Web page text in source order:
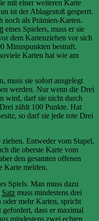
mit einer weiteren Karte
ist der Ablagestoß gesperrt.
noch als Prämien-Karten.
eines Spielers, muss er sie
dem Kartenziehen vor sich
Minuspunkten bestraft.
Karten hat wie am
muss sie sofort ausgelegt
werden. Nur wenn die Drei
wird, darf sie nicht durch
zählt 100 Punkte. Hat
so darf sie jede rote Drei
Entweder vom Stapel,
die oberste Karte vom
den gesamten offenen
Karte melden.
Spiels. Man muss dazu
Satz muss mindestens drei
oder mehr Karten, spricht
dass er maximal
mindestens zwei echten